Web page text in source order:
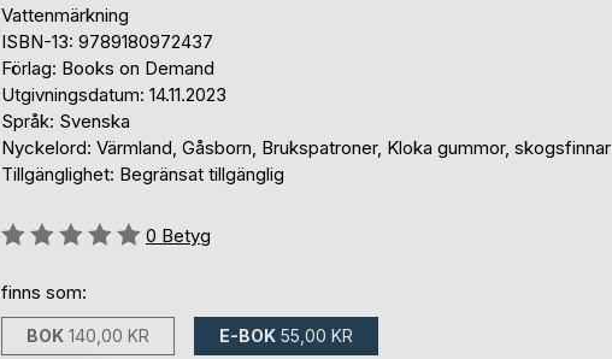
Vattenmärkning
ISBN-13: 9789180972437
Förlag: Books on Demand
Utgivningsdatum: 14.11.2023
Språk: Svenska
Nyckelord: Värmland, Gåsborn, Brukspatroner, Kloka gummor, skogsfinnar
Tillgänglighet: Begränsat tillgänglig
Betyg::
0 Betyg
finns som:
BOK 140,00 KR E-BOK 55,00 KR